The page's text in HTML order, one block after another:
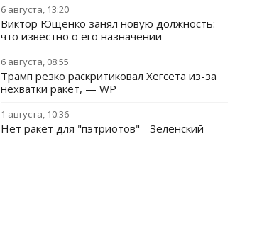
6 августа, 13:20
Виктор Ющенко занял новую должность:
что известно о его назначении
6 августа, 08:55
Трамп резко раскритиковал Хегсета из-за
нехватки ракет, — WP
1 августа, 10:36
Нет ракет для "пэтриотов" - Зеленский